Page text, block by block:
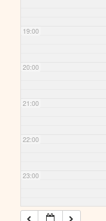
19:00
20:00
21:00
22:00
23:00